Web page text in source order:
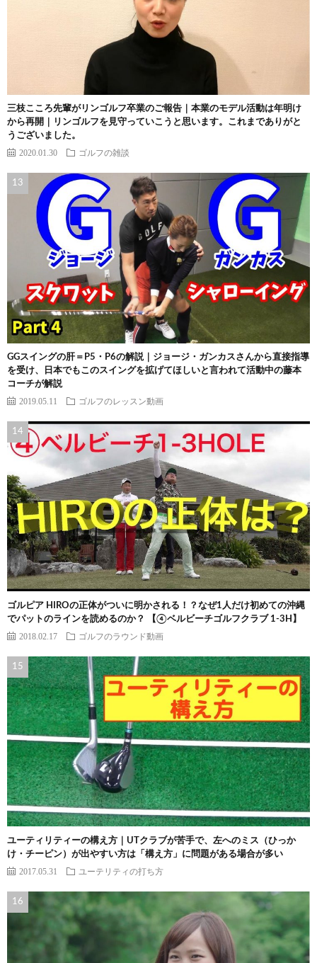
三枝こころ先輩がリンゴルフ卒業のご報告｜本業のモデル活動は年明け
から再開｜リンゴルフを見守っていこうと思います。これまでありがと
うございました。
2020.01.30 ゴルフの雑談
GGスイングの肝＝P5・P6の解説｜ジョージ・ガンカスさんから直接指導
を受け、日本でもこのスイングを拡げてほしいと言われて活動中の藤本
コーチが解説
2019.05.11 ゴルフのレッスン動画
ゴルピア HIROの正体がついに明かされる！？なぜ1人だけ初めての沖縄
でパットのラインを読めるのか？ 【④ベルビーチゴルフクラブ 1-3H】
2018.02.17 ゴルフのラウンド動画
ユーティリティーの構え方｜UTクラブが苦手で、左へのミス（ひっか
け・チーピン）が出やすい方は「構え方」に問題がある場合が多い
2017.05.31 ユーテリティの打ち方